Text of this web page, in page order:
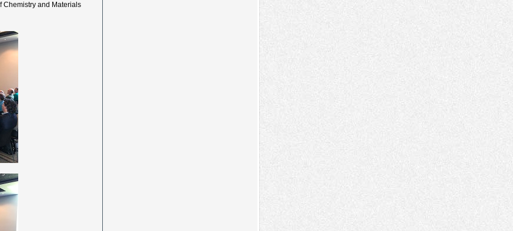
Chemistry and Materials